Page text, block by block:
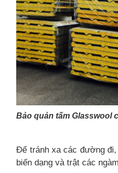
Bảo quản tấm Glasswool
Để tránh xa các đường
biến dạng và trật các